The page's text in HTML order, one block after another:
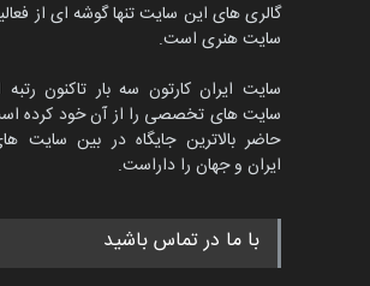
مهلت 5 ماه دیگر
بیست و هشتمین
بین‌المللی آزاد
مهلت
گالری های این سایت تنها گوشه ای از
سایت هنری است.
سایت ایران کارتون سه بار تاکنون
سایت های تخصصی را از آن خود کرده
حاضر بالاترین جایگاه در بین
ایران و جهان را داراست.
با ما در تماس باشید